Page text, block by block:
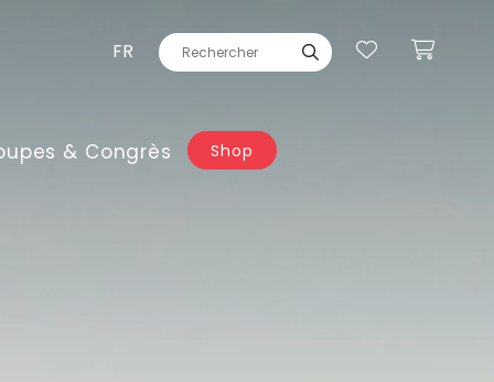
FR
& Congrès Shop